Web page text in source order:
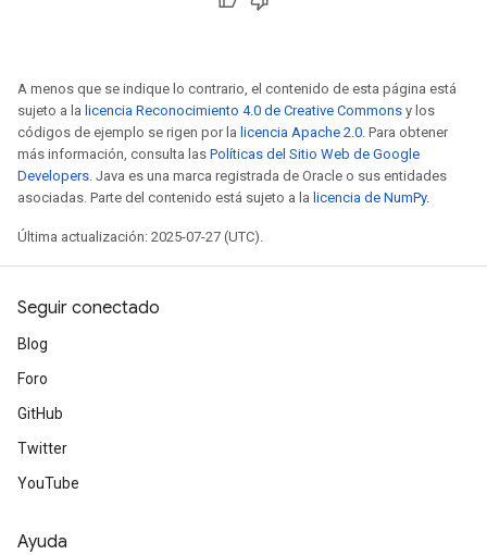
A menos que se indique lo contrario, el contenido de esta página está
sujeto a la licencia Reconocimiento 4.0 de Creative Commons y los
códigos de ejemplo se rigen por la licencia Apache 2.0. Para obtener
más información, consulta las Políticas del Sitio Web de Google
Developers. Java es una marca registrada de Oracle o sus entidades
asociadas. Parte del contenido está sujeto a la licencia de NumPy.
Última actualización: 2025-07-27 (UTC).
Seguir conectado
Blog
Foro
GitHub
Twitter
YouTube
Ayuda